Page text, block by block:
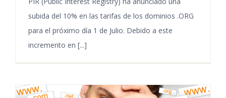
subida del 10% en las tarifas de los dominios .ORG
para el próximo día 1 de Julio. Debido a este
incremento en [...]